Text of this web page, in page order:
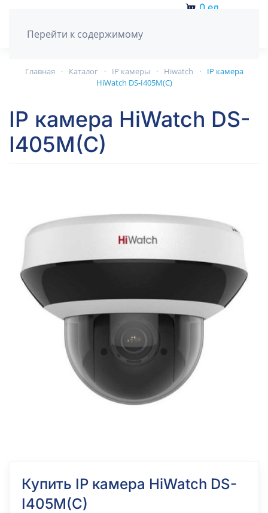
Перейти к содержимому
0 ед.
Главная Каталог IP камеры Hiwatch
IP камера
HiWatch DS-I405M(C)
IP камера HiWatch DS-
I405M(C)
Купить IP камера HiWatch DS-
I405M(C)